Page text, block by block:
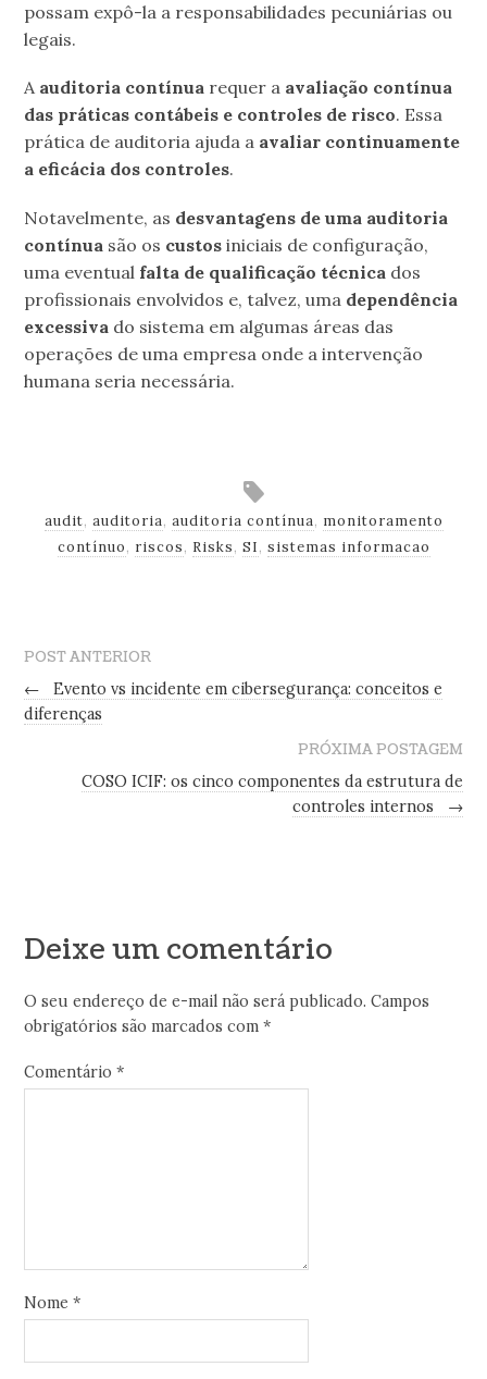
possam expô-la a responsabilidades pecuniárias ou
legais.
A auditoria contínua requer a avaliação contínua
das práticas contábeis e controles de risco. Essa
prática de auditoria ajuda a avaliar continuamente
a eficácia dos controles.
Notavelmente, as desvantagens de uma auditoria
contínua são os custos iniciais de configuração,
uma eventual falta de qualificação técnica dos
profissionais envolvidos e, talvez, uma dependência
excessiva do sistema em algumas áreas das
operações de uma empresa onde a intervenção
humana seria necessária.
audit, auditoria, auditoria contínua, monitoramento
contínuo, riscos, Risks, SI, sistemas informacao
POST ANTERIOR
←
Evento vs incidente em cibersegurança: conceitos e
diferenças
PRÓXIMA POSTAGEM
COSO ICIF: os cinco componentes da estrutura de
controles internos
→
Deixe um comentário
O seu endereço de e-mail não será publicado. Campos
obrigatórios são marcados com*
Comentário*
Nome*